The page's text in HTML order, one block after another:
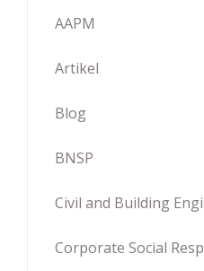
AAPM
Artikel
Blog
BNSP
Civil and Building
Corporate Social